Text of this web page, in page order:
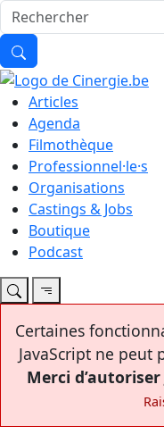
Articles
Agenda
Filmothèque
Professionnel·le·s
Organisations
Castings & Jobs
Boutique
Podcast
Certaines
JavaScript ne peut
Merci